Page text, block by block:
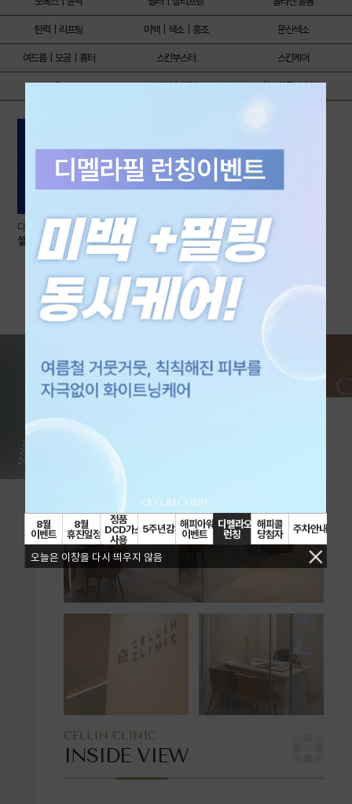
탄력｜리프팅 미백｜색소｜홍조 문신색소
여드름｜모공｜흉터 스킨부스터 스킨케어
제모 비만｜체형 항노화주사｜탈모
다산고객 대상 회원권🎟️
셀린 VIP 회원권🎟️
1,000,000
CELLIN
CELLIN CLINIC
INSIDE VIEW
8월
이벤트
8월
휴진일정
정품
DCD가스
사용
5주년감사제해피아워
이벤트
디멜라오투필
런칭
해피콜
당첨자
주차안내
오늘은 이창을 다시 띄우지 않음